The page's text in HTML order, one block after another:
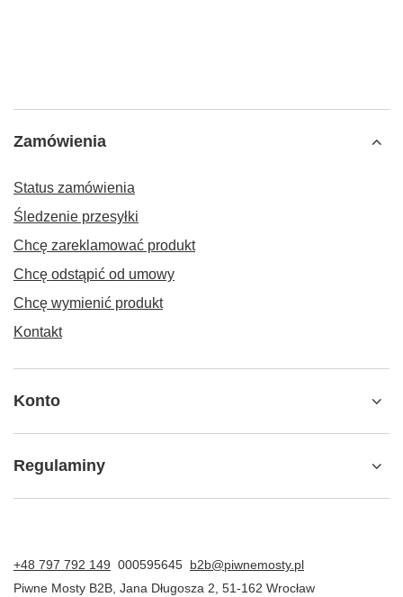
Zamówienia
Status zamówienia
Śledzenie przesyłki
Chcę zareklamować produkt
Chcę odstąpić od umowy
Chcę wymienić produkt
Kontakt
Konto
Regulaminy
+48 797 792 149 000595645 b2b@piwnemosty.pl
Piwne Mosty B2B Jana Długosza 2 51-162 Wrocław